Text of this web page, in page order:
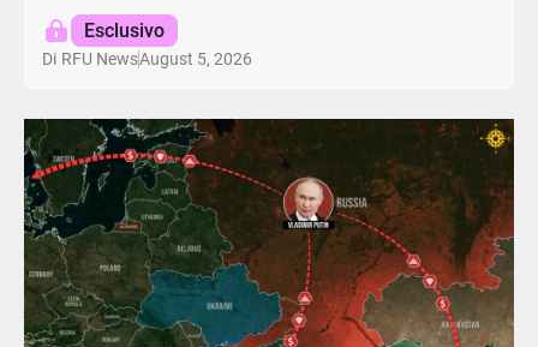
Esclusivo
Di RFU NewsAugust 5, 2026